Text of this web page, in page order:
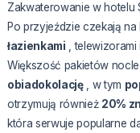
Zakwaterowanie w hotelu
Po przyjeździe czekają na
łazienkami ,
Większość pakietów
obiadokolację, w tym
otrzymują również 20%
która serwuje popularne